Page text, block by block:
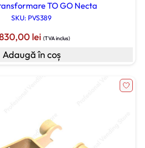
TO GO Necta
SKU: PVS389
lei (TVA inclus)
Adaugă în coș